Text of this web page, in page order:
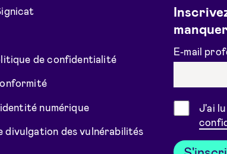
de confidentialité
numérique
divulgation des vulnérabilités
E-mail
J'ai